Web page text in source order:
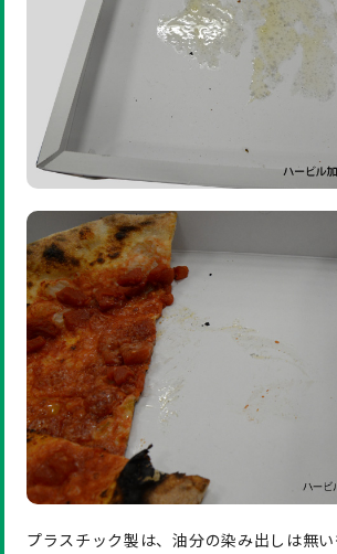
プラスチック製は、油分の染み出しは無